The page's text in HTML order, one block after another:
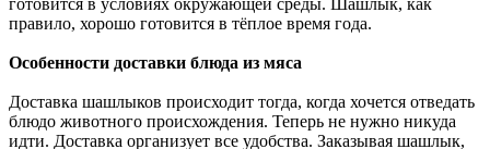
правило, хорошо готовится в тёплое время года.
Особенности доставки блюда из мяса
Доставка шашлыков происходит тогда, когда хочется отведать
блюдо животного происхождения. Теперь не нужно никуда
идти. Доставка организует все удобства. Заказывая шашлык,